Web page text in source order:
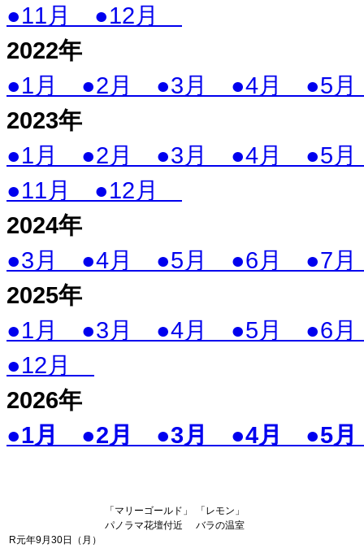
●11月 ●12月
2022年
●1月 ●2月 ●3月 ●4月 ●5
2023年
●1月 ●2月 ●3月 ●4月 ●5
●11月 ●12月
2024年
●3月 ●4月 ●5月 ●6月 ●7
2025年
●1月 ●3月 ●4月 ●5月 ●6
●12月
2026年
●1月 ●2月 ●3月 ●4月 ●5
R元年9月30日（月）
「マリーゴールド」
パノラマ花壇付近
「レモン」
バラの温室